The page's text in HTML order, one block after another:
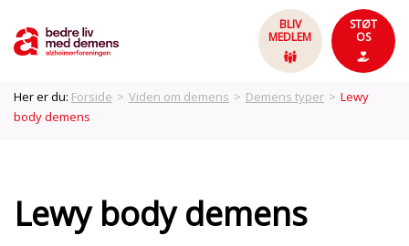
BLIV
MEDLEM
STØT
OS
Her er du: Forside > Viden om demens > Demens typer > Lewy
body demens
Lewy body demens